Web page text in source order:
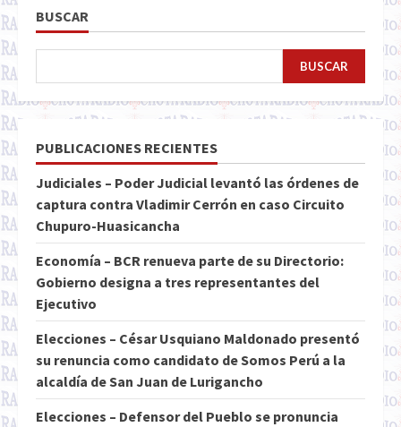
BUSCAR
BUSCAR
PUBLICACIONES RECIENTES
Judiciales – Poder Judicial levantó las órdenes de
captura contra Vladimir Cerrón en caso Circuito
Chupuro-Huasicancha
Economía – BCR renueva parte de su Directorio:
Gobierno designa a tres representantes del
Ejecutivo
Elecciones – César Usquiano Maldonado presentó
su renuncia como candidato de Somos Perú a la
alcaldía de San Juan de Lurigancho
Elecciones – Defensor del Pueblo se pronuncia